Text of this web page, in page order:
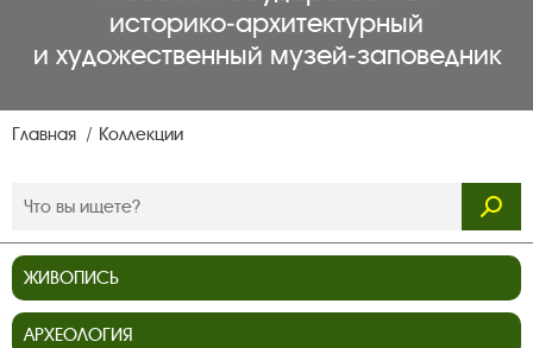
историко‑архитектурный
и художественный музей‑заповедник
Главная Коллекции
ЖИВОПИСЬ
АРХЕОЛОГИЯ